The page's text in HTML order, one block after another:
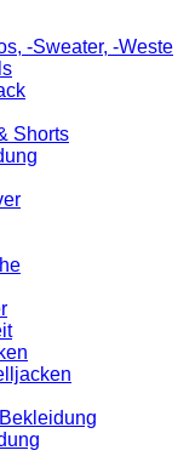
-Sweater, -Weste
Shorts